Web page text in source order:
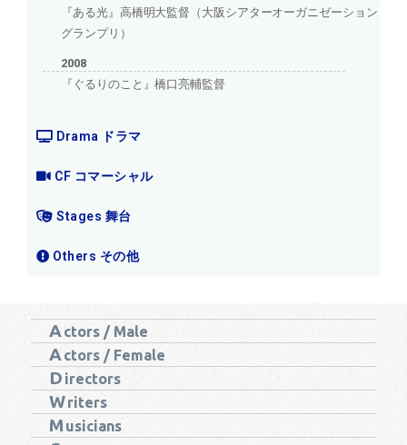
『ある光』高橋明大監督（大阪シアターオーガニゼーション
グランプリ）
2008
『ぐるりのこと』橋口亮輔監督
Drama ドラマ
CF コマーシャル
Stages 舞台
Others その他
A ctors / Male
A ctors / Female
D irectors
Writers
M usicians